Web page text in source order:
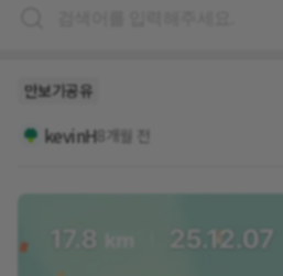
만보기공유
kevinH8개월 전